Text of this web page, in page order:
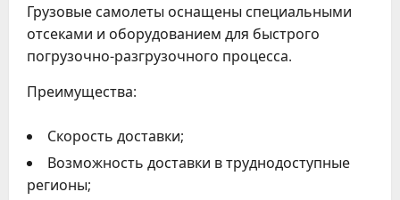
Грузовые самолеты оснащены специальными
отсеками и оборудованием для быстрого
погрузочно-разгрузочного процесса.
Преимущества:
Скорость доставки;
Возможность доставки в труднодоступные
регионы;